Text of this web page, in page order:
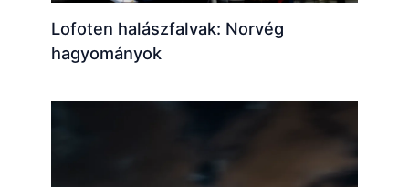
Lofoten halászfalvak: Norvég
hagyományok